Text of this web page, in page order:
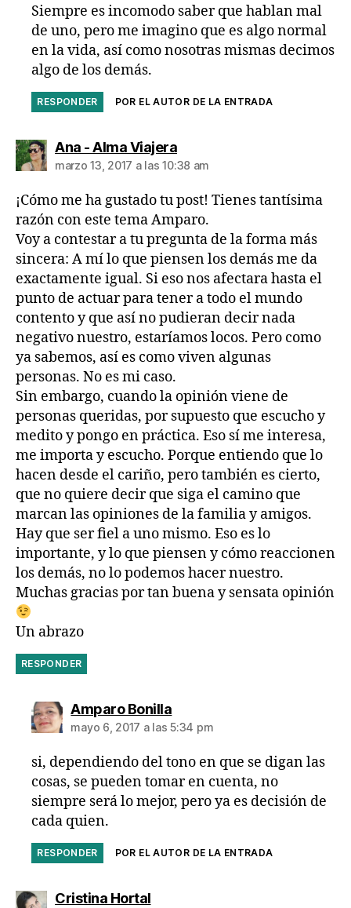
Siempre es incomodo saber que hablan mal
de uno, pero me imagino que es algo normal
en la vida, así como nosotras mismas decimos
algo de los demás.
RESPONDER POR EL AUTOR DE LA ENTRADA
Ana - Alma Viajeradice:
marzo 13, 2017 a las 10:38 am
¡Cómo me ha gustado tu post! Tienes tantísima
razón con este tema Amparo.
Voy a contestar a tu pregunta de la forma más
sincera: A mí lo que piensen los demás me da
exactamente igual. Si eso nos afectara hasta el
punto de actuar para tener a todo el mundo
contento y que así no pudieran decir nada
negativo nuestro, estaríamos locos. Pero como
ya sabemos, así es como viven algunas
personas. No es mi caso.
Sin embargo, cuando la opinión viene de
personas queridas, por supuesto que escucho y
medito y pongo en práctica. Eso sí me interesa,
me importa y escucho. Porque entiendo que lo
hacen desde el cariño, pero también es cierto,
que no quiere decir que siga el camino que
marcan las opiniones de la familia y amigos.
Hay que ser fiel a uno mismo. Eso es lo
importante, y lo que piensen y cómo reaccionen
los demás, no lo podemos hacer nuestro.
Muchas gracias por tan buena y sensata opinión
Un abrazo
RESPONDER
Amparo Bonilladice:
mayo 6, 2017 a las 5:34 pm
si, dependiendo del tono en que se digan las
cosas, se pueden tomar en cuenta, no
siempre será lo mejor, pero ya es decisión de
cada quien.
RESPONDER POR EL AUTOR DE LA ENTRADA
Cristina Hortaldice: